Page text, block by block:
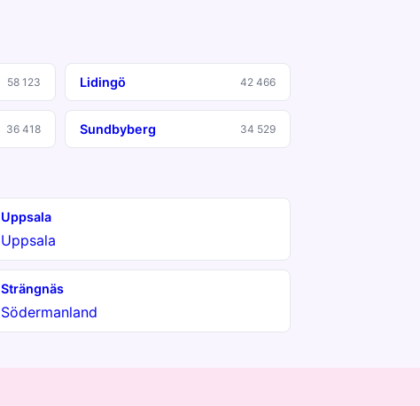
58 123 Lidingö 42 466
36 418 Sundbyberg 34 529
Uppsala
Uppsala
Strängnäs
Södermanland